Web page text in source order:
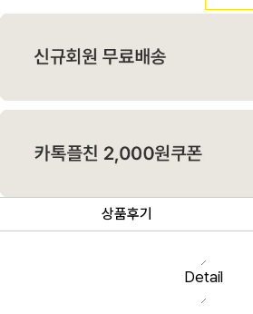
상품후기
Detail